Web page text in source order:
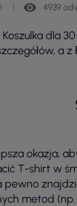
remove_red_eye 4939
Koszulka dla
a
okazja,
T-shirt w
pewno
metod (np.